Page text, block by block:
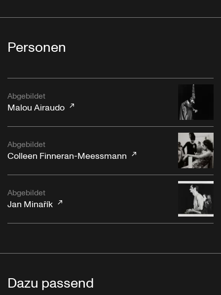
Personen
Abgebildet
Malou Airaudo
Abgebildet
Colleen Finneran-Meessmann
Abgebildet
Jan Minařík
Dazu passend